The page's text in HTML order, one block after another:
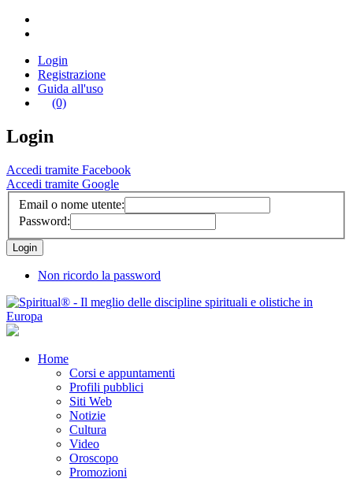
Login
Registrazione
Guida all'uso
(0)
Login
Accedi tramite Facebook
Accedi tramite Google
Email o nome utente:
Password:
Non ricordo la password
Home
Corsi e appuntamenti
Profili pubblici
Siti Web
Notizie
Cultura
Video
Oroscopo
Promozioni